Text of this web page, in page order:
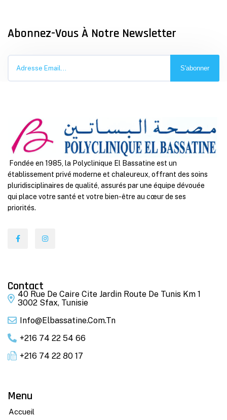
Abonnez-Vous À Notre Newsletter
S'abonner
Fondée en 1985, la Polyclinique El Bassatine est un
établissement privé moderne et chaleureux, offrant des soins
pluridisciplinaires de qualité, assurés par une équipe dévouée
qui place votre santé et votre bien-être au cœur de ses
priorités.
Contact
40 Rue De Caire Cite Jardin Route De Tunis Km 1
3002 Sfax, Tunisie
Info@elbassatine.com.tn
+216 74 22 54 66
+216 74 22 80 17
Menu
Accueil